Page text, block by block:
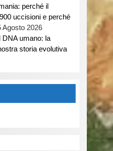
perché il
uccisioni e perché
Agosto 2026
DNA umano: la
storia evolutiva